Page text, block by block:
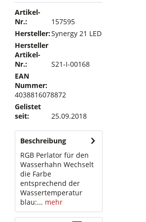
Artikel-
Nr.:
157595
Hersteller:Synergy 21 LED
Hersteller
Artikel-
Nr.:
S21-I-00168
EAN
Nummer:
4038816078872
Gelistet
seit:
25.09.2018
Beschreibung
RGB Perlator für den
Wasserhahn Wechselt
die Farbe
entsprechend der
Wassertemperatur
blau:... mehr